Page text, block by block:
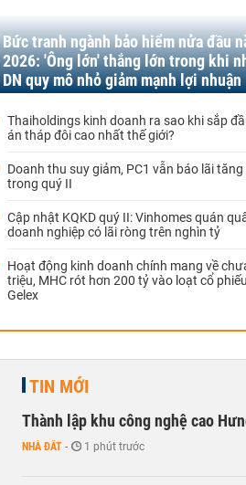
Bức tranh ngành bảo hiểm nửa đầu
2026: 'Ông lớn' thắng lớn trong khi
DN quy mô nhỏ giảm mạnh lợi nhuận
Thaiholdings kinh doanh ra sao khi sắp
án tháp đôi cao nhất thế giới?
Doanh thu suy giảm, PC1 vẫn báo lãi tăng
trong quý II
Cập nhật KQKD quý II: Vinhomes quán
doanh nghiệp có lãi ròng trên nghìn tỷ
Hoạt động kinh doanh chính mang về
triệu, MHC rót hơn 200 tỷ vào loạt cổ
Gelex
TIN MỚI
Thành lập khu công nghệ cao
NHÀ ĐẤT - 1 phút trước